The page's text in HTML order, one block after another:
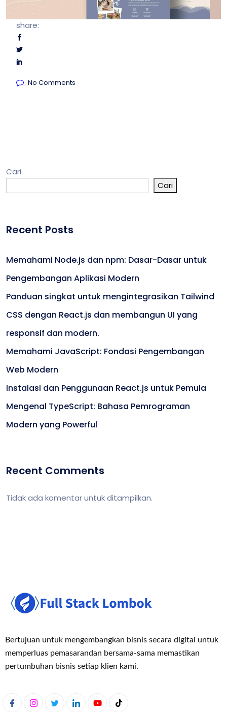
share:
No Comments
Cari
Cari
Recent Posts
Memahami Node.js dan npm: Dasar-Dasar untuk
Pengembangan Aplikasi Modern
Panduan singkat untuk mengintegrasikan Tailwind
CSS dengan React.js dan membangun UI yang
responsif dan modern.
Memahami JavaScript: Fondasi Pengembangan
Web Modern
Instalasi dan Penggunaan React.js untuk Pemula
Mengenal TypeScript: Bahasa Pemrograman
Modern yang Powerful
Recent Comments
Tidak ada komentar untuk ditampilkan.
Bertujuan untuk mengembangkan bisnis secara digital untuk
memperluas pemasarandan bersama-sama memastikan
pertumbuhan bisnis setiap klien kami.